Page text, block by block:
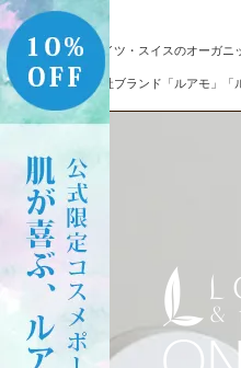
ドイツ・スイスのオーガ
自社ブランド「ルアモ」